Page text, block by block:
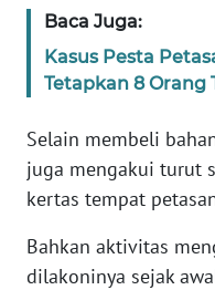
Baca Juga:
Kasus Pesta
Tetapkan 8 Orang
Selain membeli
juga mengakui turut
kertas tempat
Bahkan aktivitas
dilakoninya sejak
WN
KEPRI
WN
PAPUA
WN
PAPUA
BARAT